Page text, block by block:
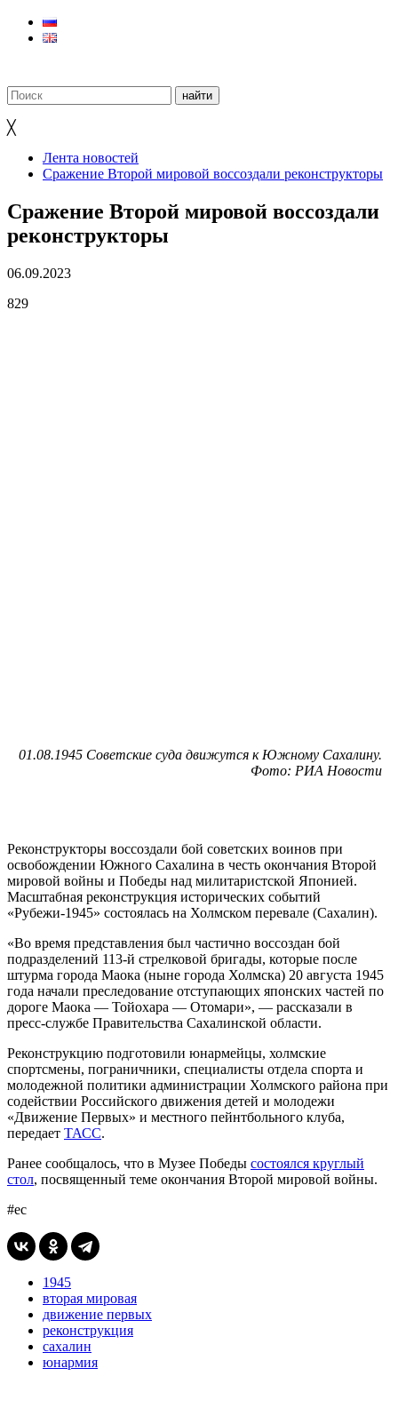
╳
Лента новостей
Сражение Второй мировой воссоздали реконструкторы
Сражение Второй мировой воссоздали
реконструкторы
06.09.2023
829
01.08.1945 Советские суда движутся к Южному Сахалину.
Фото: РИА Новости
Реконструкторы воссоздали бой советских воинов при
освобождении Южного Сахалина в честь окончания Второй
мировой войны и Победы над милитаристской Японией.
Масштабная реконструкция исторических событий
«Рубежи-1945» состоялась на Холмском перевале (Сахалин).
«Во время представления был частично воссоздан бой
подразделений 113-й стрелковой бригады, которые после
штурма города Маока (ныне города Холмска) 20 августа 1945
года начали преследование отступающих японских частей по
дороге Маока — Тойохара — Отомари», — рассказали в
пресс-службе Правительства Сахалинской области.
Реконструкцию подготовили юнармейцы, холмские
спортсмены, пограничники, специалисты отдела спорта и
молодежной политики администрации Холмского района при
содействии Российского движения детей и молодежи
«Движение Первых» и местного пейнтбольного клуба,
передает ТАСС.
Ранее сообщалось, что в Музее Победы состоялся круглый
стол, посвященный теме окончания Второй мировой войны.
#ес
1945
вторая мировая
движение первых
реконструкция
сахалин
юнармия